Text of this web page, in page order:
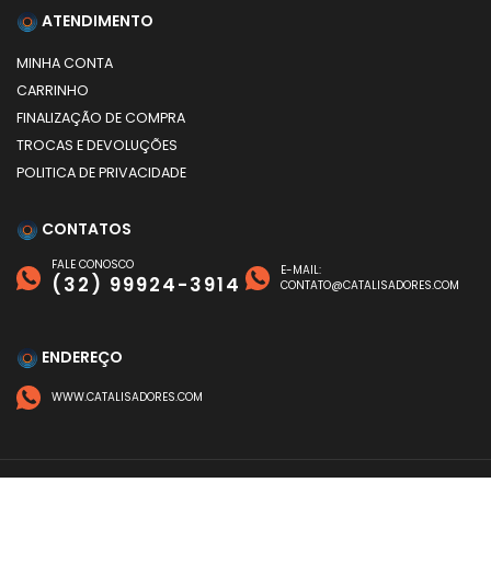
ATENDIMENTO
MINHA CONTA
CARRINHO
FINALIZAÇÃO DE COMPRA
TROCAS E DEVOLUÇÕES
POLITICA DE PRIVACIDADE
CONTATOS
FALE CONOSCO
(32) 99924-3914
E-MAIL:
CONTATO@CATALISADORES.COM
ENDEREÇO
WWW.CATALISADORES.COM